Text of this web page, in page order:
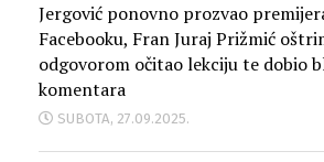
Jergović ponovno prozvao
Facebooku, Fran Juraj Prižmić
odgovorom očitao lekciju te dobio
komentara
SUBOTA, 27.09.2025.